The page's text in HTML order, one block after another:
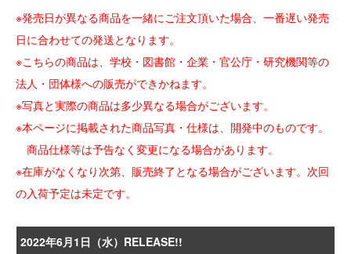
※発売日が異なる商品を一緒にご注文頂いた場合、一番遅い発売
日に合わせての発送となります。
※こちらの商品は、学校・図書館・企業・官公庁・研究機関等の
法人・団体様への販売ができかねます。
※写真と実際の商品は多少異なる場合がございます。
※本ページに掲載された商品写真・仕様は、開発中のものです。
商品仕様等は予告なく変更になる場合があります。
※在庫がなくなり次第、販売終了となる場合がございます。次回
の入荷予定は未定です。
2022年6月1日（水）RELEASE!!